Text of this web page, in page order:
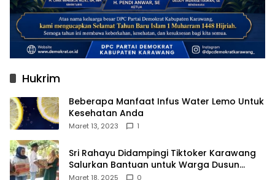
Hukrim
Beberapa Manfaat Infus Water Lemo Untuk
Kesehatan Anda
Maret 13, 2023 1
Sri Rahayu Didampingi Tiktoker Karawang
Salurkan Bantuan untuk Warga Dusun
Kampek Desa Karangligar
Maret 18, 2025 0